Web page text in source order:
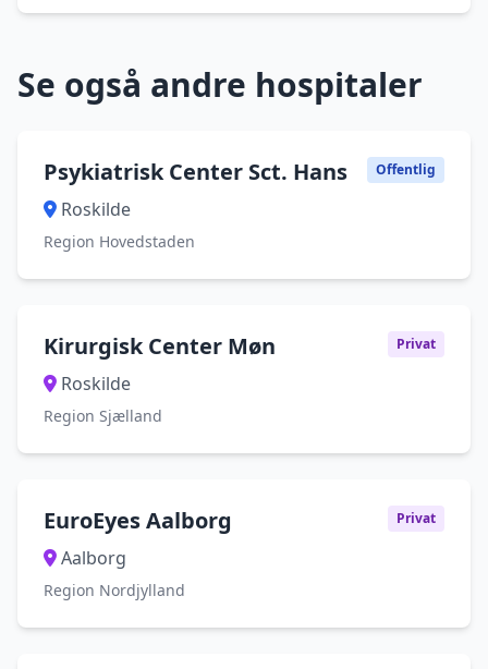
Se også andre hospitaler
Psykiatrisk Center Sct. Hans Offentlig
Roskilde
Region Hovedstaden
Kirurgisk Center Møn Privat
Roskilde
Region Sjælland
EuroEyes Aalborg Privat
Aalborg
Region Nordjylland